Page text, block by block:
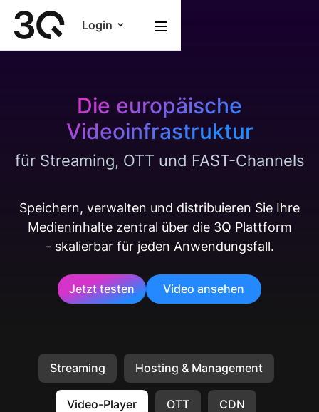
Login
Die europäische
Videoinfrastruktur
für Streaming, OTT und FAST-Channels
Speichern, verwalten und distribuieren Sie Ihre
Medieninhalte zentral über die 3Q Plattform
- skalierbar für jeden Anwendungsfall.
Jetzt testen Video ansehen
Streaming Hosting & Management
Video-Player OTT CDN